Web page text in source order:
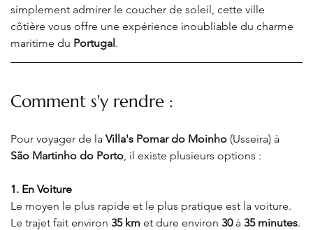
simplement admirer le coucher de soleil, cette ville
côtière vous offre une expérience inoubliable du charme
maritime du Portugal.
Comment s'y rendre :
Pour voyager de la Villa's Pomar do Moinho (Usseira) à
São Martinho do Porto, il existe plusieurs options :
1. En Voiture
Le moyen le plus rapide et le plus pratique est la voiture.
Le trajet fait environ 35 km et dure environ 30 à 35 minutes.